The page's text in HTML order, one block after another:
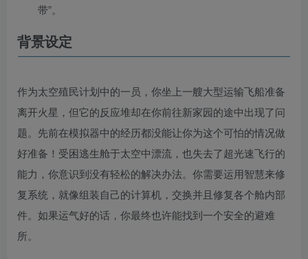
带”。
背景设定
作为太空殖民计划中的一员，你坐上一艘大型运输飞船准备
离开火星，但它的反应堆却在你前往新家园的途中出现了问
题。先前在模拟器中的经历都没能让你为这个可怕的情况做
好准备！受困逃生舱于太空中漂流，也失去了超光速飞行的
能力，你意识到没有轻松的解决办法。你需要运用智慧来修
复系统，就像组装自己的计算机，交换并且修复各个舱内部
件。如果运气好的话，你最终也许能找到一个安全的避难
所。